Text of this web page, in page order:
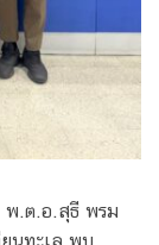
พ.ต.อ.สุธี พรม